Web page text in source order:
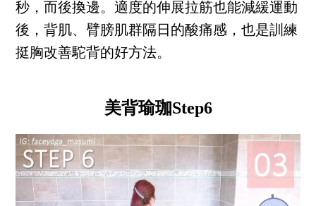
秒，而後換邊。適度的伸展拉筋也能減緩運動
後，背肌、臂膀肌群隔日的酸痛感，也是訓練
挺胸改善駝背的好方法。
美背瑜珈Step6